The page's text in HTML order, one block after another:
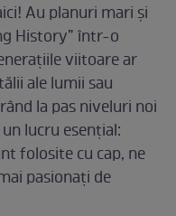
Au planuri mari și
History” într-o
viitoare ar
ale lumii sau
la pas niveluri noi
lucru esențial:
folosite cu cap, ne
pasionați de